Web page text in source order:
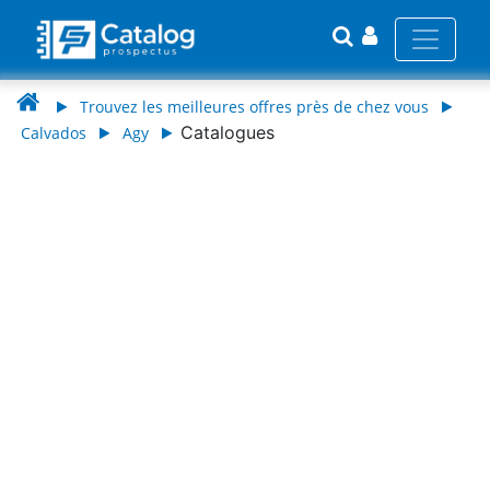
Trouvez les meilleures offres près de chez vous
Calvados
Agy Catalogues